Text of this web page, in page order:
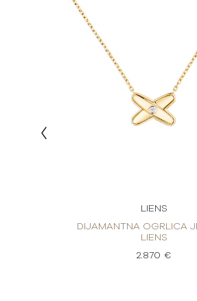
LIENS
DIJAMANTNA OGRLICA
LIENS
2.870 €